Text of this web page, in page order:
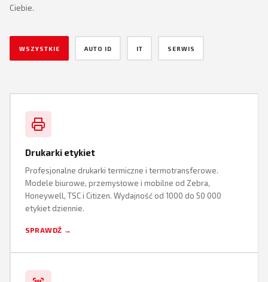
Ciebie.
WSZYSTKIE AUTO ID IT SERWIS
Drukarki etykiet
Profesjonalne drukarki termiczne i termotransferowe.
Modele biurowe, przemysłowe i mobilne od Zebra,
Honeywell, TSC i Citizen. Wydajność od 1000 do 50 000
etykiet dziennie.
SPRAWDŹ →